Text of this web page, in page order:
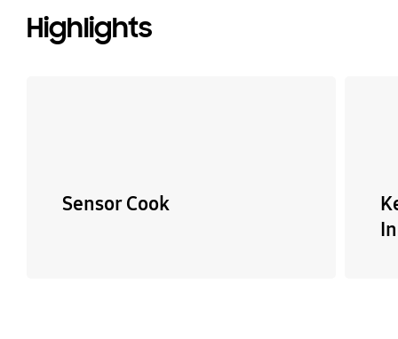
Highlights
Sensor Cook